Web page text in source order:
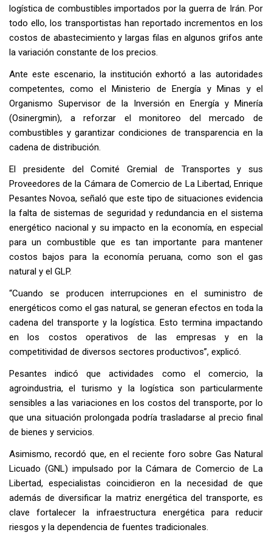
logística de combustibles importados por la guerra de Irán. Por
todo ello, los transportistas han reportado incrementos en los
costos de abastecimiento y largas filas en algunos grifos ante
la variación constante de los precios.
Ante este escenario, la institución exhortó a las autoridades
competentes, como el Ministerio de Energía y Minas y el
Organismo Supervisor de la Inversión en Energía y Minería
(Osinergmin), a reforzar el monitoreo del mercado de
combustibles y garantizar condiciones de transparencia en la
cadena de distribución.
El presidente del Comité Gremial de Transportes y sus
Proveedores de la Cámara de Comercio de La Libertad, Enrique
Pesantes Novoa, señaló que este tipo de situaciones evidencia
la falta de sistemas de seguridad y redundancia en el sistema
energético nacional y su impacto en la economía, en especial
para un combustible que es tan importante para mantener
costos bajos para la economía peruana, como son el gas
natural y el GLP.
“Cuando se producen interrupciones en el suministro de
energéticos como el gas natural, se generan efectos en toda la
cadena del transporte y la logística. Esto termina impactando
en los costos operativos de las empresas y en la
competitividad de diversos sectores productivos”, explicó.
Pesantes indicó que actividades como el comercio, la
agroindustria, el turismo y la logística son particularmente
sensibles a las variaciones en los costos del transporte, por lo
que una situación prolongada podría trasladarse al precio final
de bienes y servicios.
Asimismo, recordó que, en el reciente foro sobre Gas Natural
Licuado (GNL) impulsado por la Cámara de Comercio de La
Libertad, especialistas coincidieron en la necesidad de que
además de diversificar la matriz energética del transporte, es
clave fortalecer la infraestructura energética para reducir
riesgos y la dependencia de fuentes tradicionales.